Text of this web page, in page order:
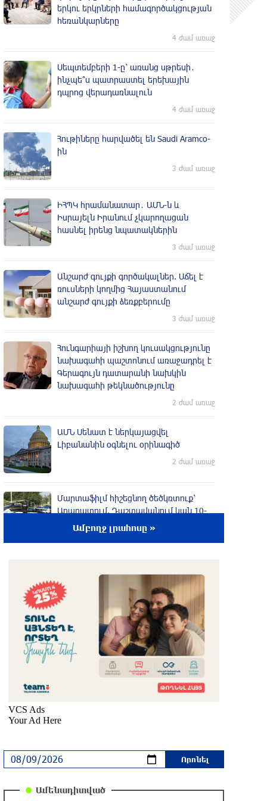
երկու երկրների համագործակցության
հեռանկարները
4 ժամ առաջ
Սեպտեմբերի 1-ը՝ առանց սթրեսի․
ինչպե՞ս պատրաստել երեխային
դպրոց վերադառնալուն
4 ժամ առաջ
Հութիները հարվածել են Saudi Aramco-
ին
3 ժամ առաջ
ԻՀՊԿ հրամանատար․ ԱՄՆ-ն և
Իսրայելն Իրանում չկարողացան
հասնել իրենց նպատակներին
3 ժամ առաջ
Անշարժ գույքի գործակալներ. Աճել է
ռուսների կողմից Հայաստանում
անշարժ գույքի ձեռքբերումը
3 ժամ առաջ
Հունգարիայի իշխող կուսակցությունը
նախագահի պաշտոնում առաջադրել է
Գերագույն դատարանի նախկին
նախագահի թեկնածությունը
2 ժամ առաջ
ԱՄՆ Սենատ է ներկայացվել
Լիբանանին օգնելու օրինագիծ
2 ժամ առաջ
Մարտաֆիլմ հիշեցնող ծեծկռտուք՝
Արարատում. Դաշտավանում կան 10-
ից ավելի վիրավորներ. հնչել են
կրակոցներ
Մեսսին ընտանիքի հետ Ռոսարիոյում
է. հայտնի են Խորխե Մեսսիի
հուղարկավորության մանրամասները
2 ժամ առաջ
Ուկրաինայի զինված ուժերը
հարձակվել են Բելգորոդի վրա․
վիրավորվել է 13 մարդ, այդ թվում՝
Պետդումայի պատգամավորները
հայտարարել են, որ ոչ ոք չի
2 ժամ առաջ
Ամբողջ լրահոսը »
Ամենադիտված